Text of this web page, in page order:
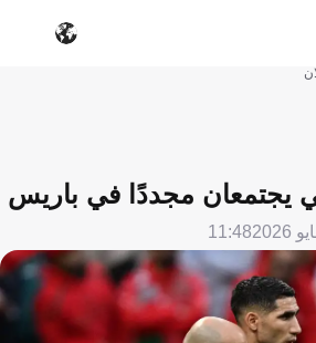
يجتمعان مجددًا في باريس
11:48